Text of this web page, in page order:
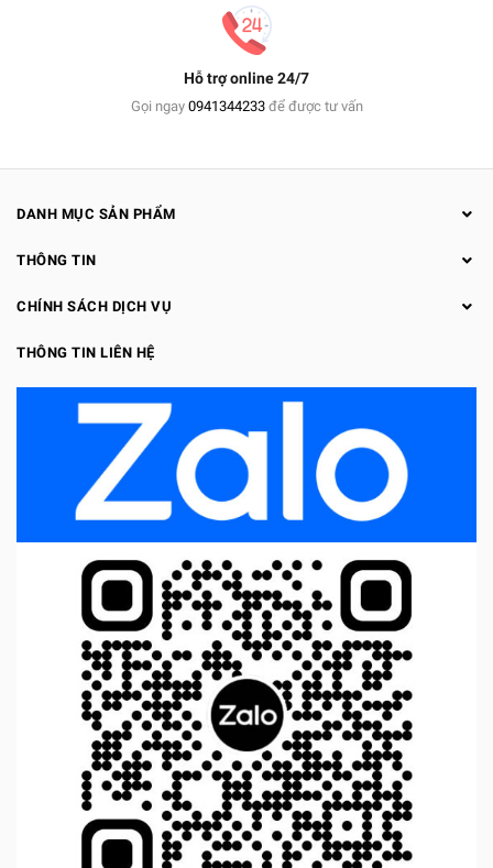
Hỗ trợ online 24/7
Gọi ngay 0941344233để được tư vấn
DANH MỤC SẢN PHẨM
THÔNG TIN
CHÍNH SÁCH DỊCH VỤ
THÔNG TIN LIÊN HỆ